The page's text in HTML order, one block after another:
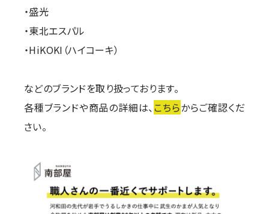
・盛光
・東北エスパル
・HiKOKI（ハイコーキ）
などのブランドを取り扱っております。
各種ブランドや商品の詳細は、 こちらからご確認くだ
さい。